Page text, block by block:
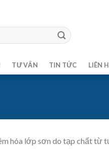
TƯ VẤN TIN TỨC LIÊN
hóa lớp sơn do tạp chất từ